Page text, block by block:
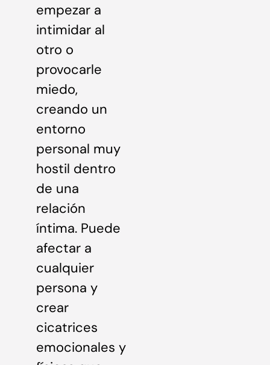
empezar a
intimidar al
otro o
provocarle
miedo,
creando un
entorno
personal muy
hostil dentro
de una
relación
íntima. Puede
afectar a
cualquier
persona y
crear
cicatrices
emocionales y